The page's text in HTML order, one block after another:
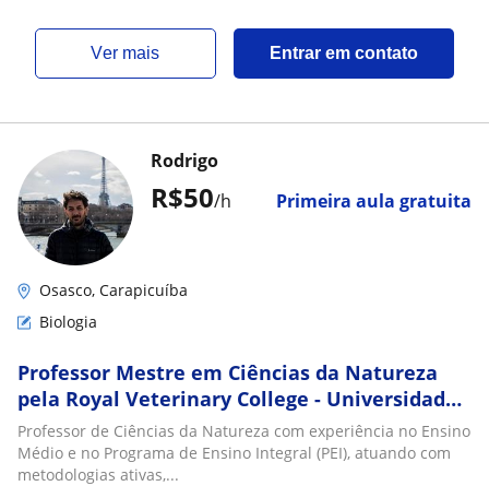
ver mais Entrar em contato
R$50/h Primeira aula gratuita
Rodrigo
Osasco, Carapicuíba
Biologia
Professor Mestre em Ciências da Natureza
pela Royal Veterinary College - Universidade
de Londres
Professor de Ciências da Natureza com experiência no Ensino
Médio e no Programa de Ensino Integral (PEI), atuando com
metodologias ativas,...